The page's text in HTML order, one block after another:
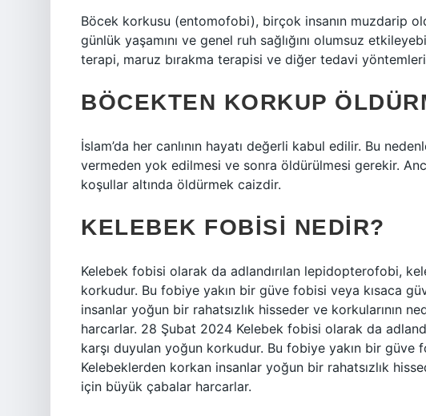
Böcek korkusu (entomofobi), birçok insanın muzdarip
günlük yaşamını ve genel ruh sağlığını olumsuz
terapi, maruz bırakma terapisi ve diğer tedavi
BÖCEKTEN KORKUP
İslam’da her canlının hayatı değerli kabul edilir. Bu
vermeden yok edilmesi ve sonra öldürülmesi gerekir.
koşullar altında öldürmek caizdir.
KELEBEK FOBISI NEDIR?
Kelebek fobisi olarak da adlandırılan lepidopterofobi,
korkudur. Bu fobiye yakın bir güve fobisi veya kısaca
insanlar yoğun bir rahatsızlık hisseder ve korkularının
harcarlar. 28 Şubat 2024 Kelebek fobisi olarak da
karşı duyulan yoğun korkudur. Bu fobiye yakın bir güve
Kelebeklerden korkan insanlar yoğun bir rahatsızlık
için büyük çabalar harcarlar.